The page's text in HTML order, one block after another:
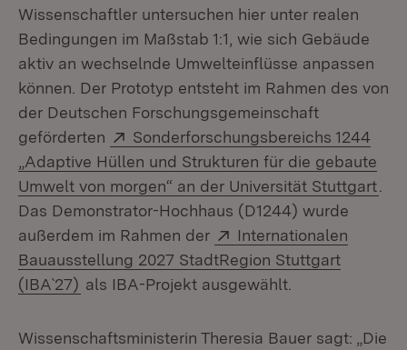
Wissenschaftler untersuchen hier unter realen
Bedingungen im Maßstab 1:1, wie sich Gebäude
aktiv an wechselnde Umwelteinflüsse anpassen
können. Der Prototyp entsteht im Rahmen des von
der Deutschen Forschungsgemeinschaft
geförderten
Extern:
Sonderforschungsbereichs 1244
„Adaptive Hüllen und Strukturen für die gebaute
Umwelt von morgen“ an der Universität Stuttgart
Das Demonstrator-Hochhaus (D1244) wurde
außerdem im Rahmen der
Extern:
Internationalen
Bauausstellung 2027 StadtRegion Stuttgart
(IBA`27) (Öffnet in neuem Fenster)
als IBA-Projekt ausgewählt.
Wissenschaftsministerin Theresia Bauer sagt: „Die